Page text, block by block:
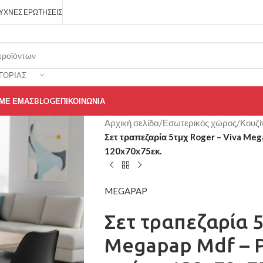
ΕΡΩΤΉΣΕΙΣ
ΕΜΆΣBLOGΕΠΙΚΟΙΝΩΝΊΑ
Αρχική σελίδα/Εσωτερικός χώρος/
Σετ τραπεζαρία 5τμχ Roger – Viva
120x70x75εκ.
MEGAPAP
Σετ τραπεζαρία
Megapap Mdf –